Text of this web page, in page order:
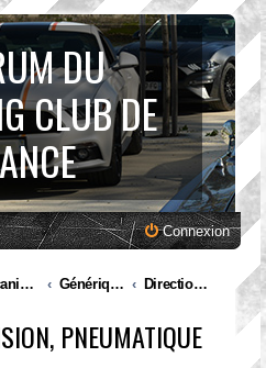
DU
CLUB DE
Connexion
Mécanique et entretien Générique Direction, suspension, pneumatique
PNEUMATIQUE